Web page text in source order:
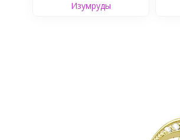
Изумруды